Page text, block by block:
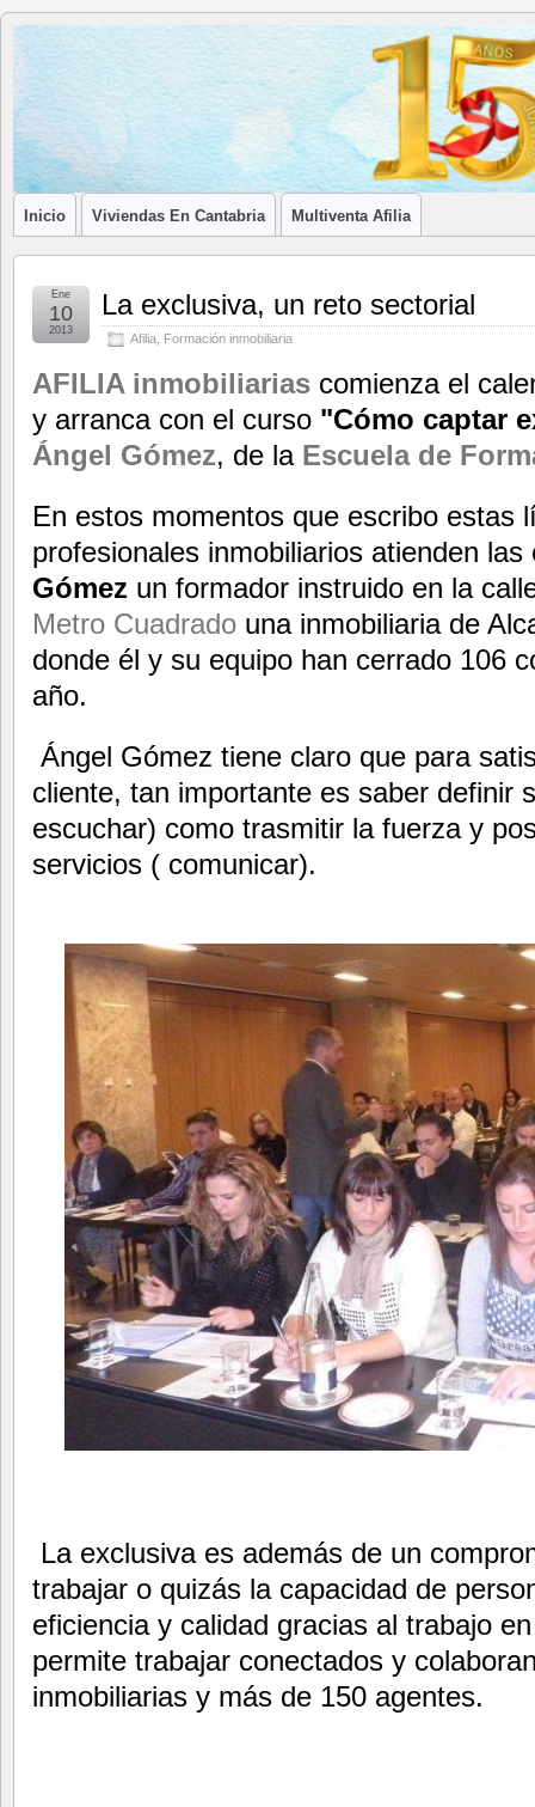
Blog de
Afilia
Inmobiliarias
LA ASOCIACIÓN DE LOS PROFESIONALES INMOBILIARIOS
Inicio Viviendas En Cantabria Multiventa Afilia
La exclusiva, un reto sectorial
Afilia Formación inmobiliaria
Ene
10
2013
AFILIA inmobiliarias comienza el
y arranca con el curso "Cómo captar
Ángel Gómez, de la Escuela de
En estos momentos que escribo estas
profesionales inmobiliarios atienden las
Gómez un formador instruido en la
Metro Cuadrado una inmobiliaria de
donde él y su equipo han cerrado 106
año.
Ángel Gómez tiene claro que para
cliente, tan importante es saber definir
escuchar) como trasmitir la fuerza y
servicios ( comunicar).
La exclusiva es además de un
trabajar o quizás la capacidad de
eficiencia y calidad gracias al trabajo
permite trabajar conectados y
inmobiliarias y más de 150 agentes.